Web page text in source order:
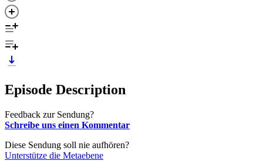
Episode Description
Feedback zur Sendung?
Schreibe uns einen Kommentar
Diese Sendung soll nie aufhören?
Unterstütze die Metaebene